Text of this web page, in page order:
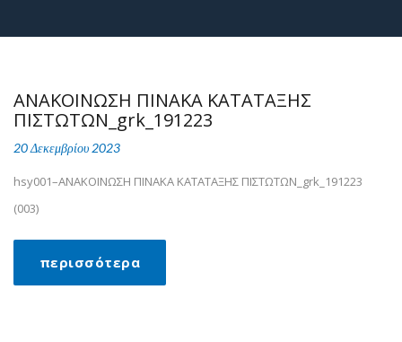
ΑΝΑΚΟΙΝΩΣΗ ΠΙΝΑΚΑ ΚΑΤΑΤΑΞΗΣ
ΠΙΣΤΩΤΩΝ_grk_191223
20 Δεκεμβρίου 2023
hsy001–ΑΝΑΚΟΙΝΩΣΗ ΠΙΝΑΚΑ ΚΑΤΑΤΑΞΗΣ ΠΙΣΤΩΤΩΝ_grk_191223
(003)
περισσότερα